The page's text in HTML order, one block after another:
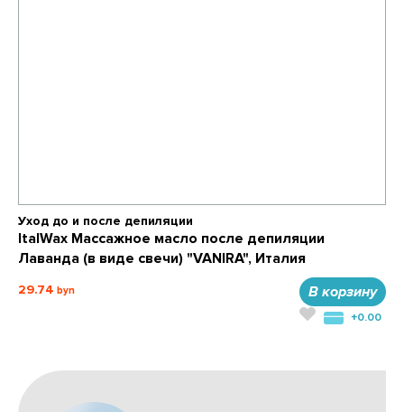
Уход до и после депиляции
ItalWax Массажное масло после депиляции
Лаванда (в виде свечи) "VANIRA", Италия
29.74 В корзину
+0.00